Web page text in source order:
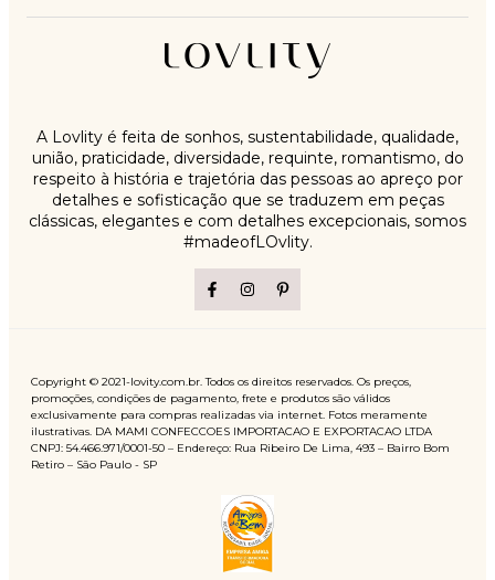
A Lovlity é feita de sonhos, sustentabilidade, qualidade,
união, praticidade, diversidade, requinte, romantismo, do
respeito à história e trajetória das pessoas ao apreço por
detalhes e sofisticação que se traduzem em peças
clássicas, elegantes e com detalhes excepcionais, somos
#madeofLOvlity.
Copyright © 2021-lovity.com.br. Todos os direitos reservados. Os preços,
promoções, condições de pagamento, frete e produtos são válidos
exclusivamente para compras realizadas via internet. Fotos meramente
ilustrativas. DA MAMI CONFECCOES IMPORTACAO E EXPORTACAO LTDA
CNPJ: 54.466.971/0001-50 – Endereço: Rua Ribeiro De Lima, 493 – Bairro Bom
Retiro – São Paulo - SP